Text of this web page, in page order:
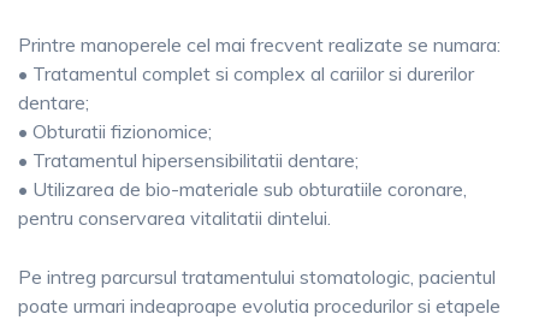
Printre manoperele cel mai frecvent realizate se numara:
• Tratamentul complet si complex al cariilor si durerilor
dentare;
• Obturatii fizionomice;
• Tratamentul hipersensibilitatii dentare;
• Utilizarea de bio-materiale sub obturatiile coronare,
pentru conservarea vitalitatii dintelui.
Pe intreg parcursul tratamentului stomatologic, pacientul
poate urmari indeaproape evolutia procedurilor si etapele